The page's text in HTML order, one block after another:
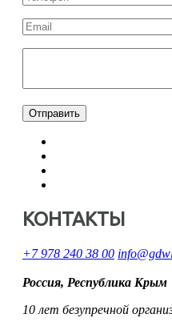
КОНТАКТЫ
+7 978 240 38 00
Россия, Республика Крым
10 лет безупречной